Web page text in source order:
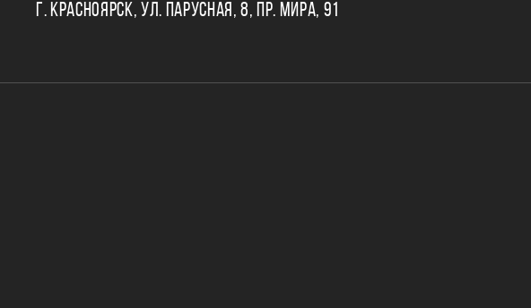
Г. КРАСНОЯРСК, УЛ. ПАРУСНАЯ, 8, ПР. МИРА, 91